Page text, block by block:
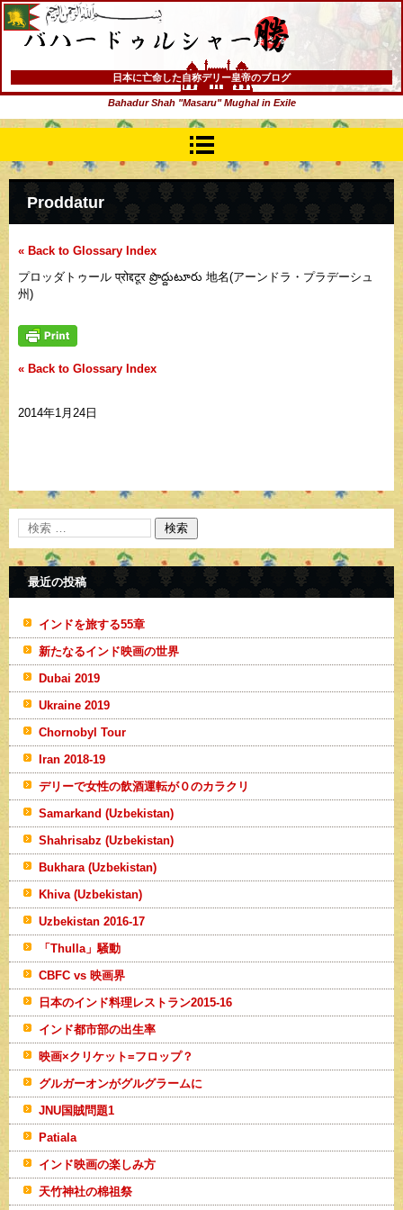
バハードゥルシャー勝(まさる)
日本に亡命した自称デリー皇帝のブログ
Bahadur Shah "Masaru" Mughal in Exile
Proddatur
« Back to Glossary Index
プロッダトゥール प्रोद्दटूर ప్రొద్దుటూరు 地名(アーンドラ・プラデーシュ
州)
« Back to Glossary Index
2014年1月24日
最近の投稿
インドを旅する55章
新たなるインド映画の世界
Dubai 2019
Ukraine 2019
Chornobyl Tour
Iran 2018-19
デリーで女性の飲酒運転が０のカラクリ
Samarkand (Uzbekistan)
Shahrisabz (Uzbekistan)
Bukhara (Uzbekistan)
Khiva (Uzbekistan)
Uzbekistan 2016-17
「Thulla」騒動
CBFC vs 映画界
日本のインド料理レストラン2015-16
インド都市部の出生率
映画×クリケット=フロップ？
グルガーオンがグルグラームに
JNU国賊問題1
Patiala
インド映画の楽しみ方
天竹神社の棉祖祭